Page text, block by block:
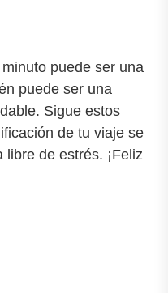
puede ser una
puede ser una
Sigue estos
de tu viaje se
de estrés. ¡Feliz